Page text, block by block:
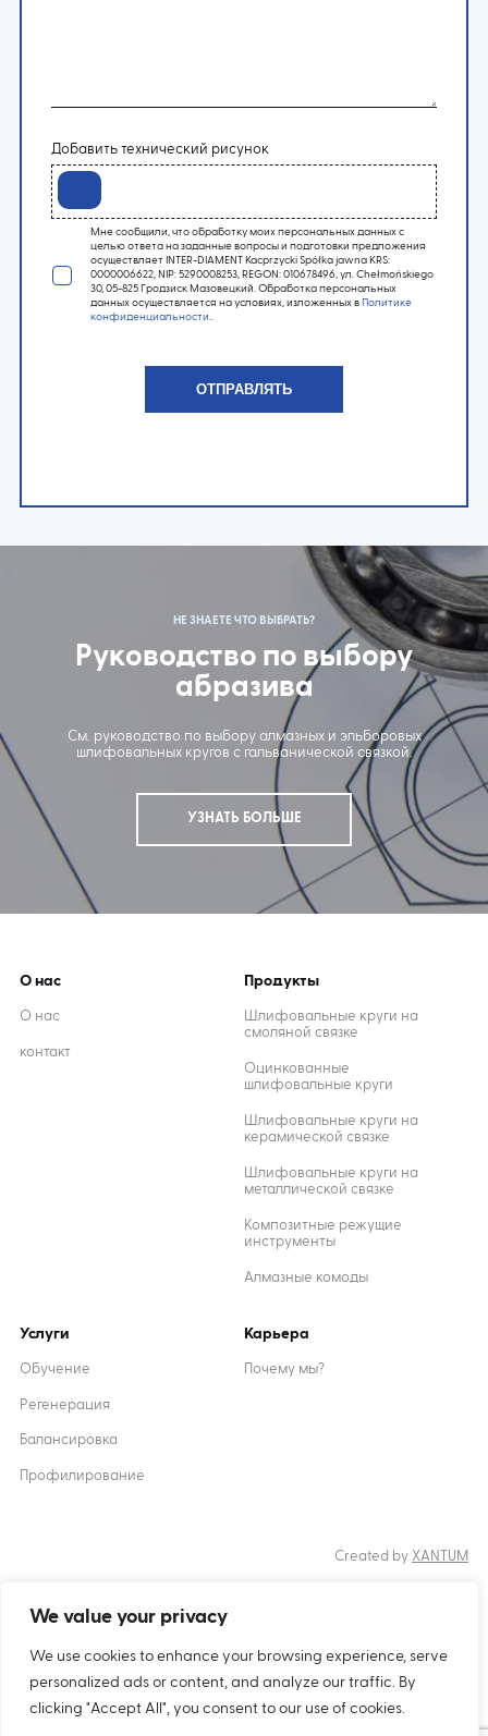
We value your privacy
We use cookies to enhance your browsing experience, serve
personalized ads or content, and analyze our traffic. By
clicking "Accept All", you consent to our use of cookies.
Добавить технический рисунок
Мне сообщили, что обработку моих персональных данных с
целью ответа на заданные вопросы и подготовки предложения
осуществляет INTER-DIAMENT Kacprzycki Spółka jawna KRS:
0000006622, NIP: 5290008253, REGON: 010678496, ул. Chełmońskiego
30, 05-825 Гродзиск Мазовецкий. Обработка персональных
данных осуществляется на условиях, изложенных в Политике
конфиденциальности
НЕ ЗНАЕТЕ ЧТО ВЫБРАТЬ?
Руководство по выбору
абразива
См. руководство по выбору алмазных и эльборовых
шлифовальных кругов с гальванической связкой.
УЗНАТЬ БОЛЬШЕ
О нас
О нас
контакт
Продукты
Шлифовальные круги на
смоляной связке
Оцинкованные
шлифовальные круги
Шлифовальные круги на
керамической связке
Шлифовальные круги на
металлической связке
Композитные режущие
инструменты
Алмазные комоды
Услуги
Обучение
Регенерация
Балансировка
Профилирование
Карьера
Почему мы?
Created by XANTUM
Печенье
Copyright © 2024 Inter-Diament